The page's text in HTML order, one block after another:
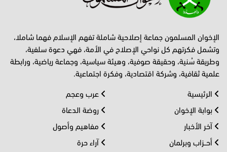
الإخوان المسلمون جماعة إصلاحية شاملة تفهم الإسلام فهما شاملا،
وتشمل فكرتهم كل نواحي الإصلاح في الأمة، فهي دعوة سلفية،
وطريقة سُنية، وحقيقة صوفية، وهيئة سياسية، وجماعة رياضية، ورابطة
علمية ثقافية، وشركة اقتصادية، وفكرة اجتماعية.
الرئيسية
بوابة الإخوان
آخر الأخبار
أحــزاب وبرلمان
عرب وعجم
روضة الدعاة
مفاهيم وأصول
آراء حرة